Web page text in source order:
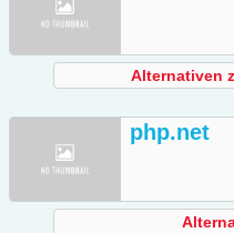
Alternativen
php.net